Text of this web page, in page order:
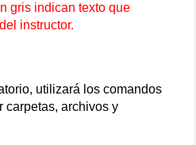
gris indican texto que
instructor.
utilizará los comandos
carpetas, archivos y